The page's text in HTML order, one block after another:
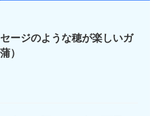
ージのような穂が楽しいガ
）